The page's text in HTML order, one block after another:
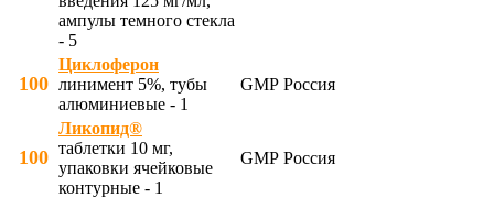
ампулы темного стекла
- 5
100
Циклоферон
линимент 5%, тубы
алюминиевые - 1
GMP Россия
100
Ликопид®
таблетки 10 мг,
упаковки ячейковые
контурные - 1
GMP Россия